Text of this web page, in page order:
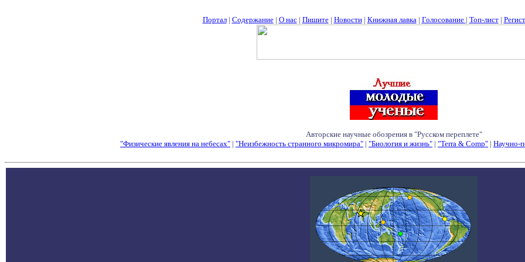
Портал| Содержание| О нас| Пишите| Новости| Книжная лавка| Голосование | Топ-лист|
Авторские научные обозрения в "Русском переплете"
"Физические явления на небесах" | "Неизбежность странного микромира" | "Биология и жизнь" | "Terra & Comp" | Научно-